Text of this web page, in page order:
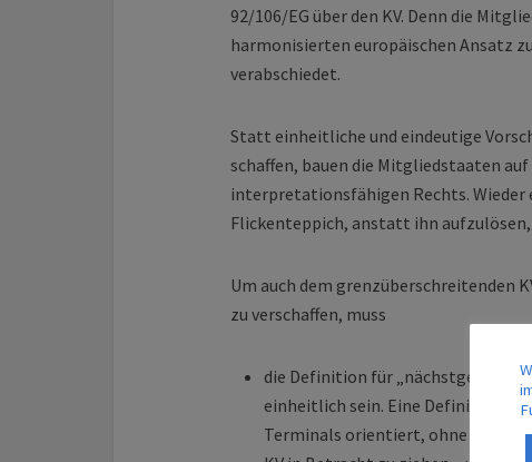
92/106/EG über den KV. Denn die
harmonisierten europäischen Ansatz
verabschiedet.
Statt einheitliche und eindeutige
schaffen, bauen die Mitgliedstaaten
interpretationsfähigen Rechts.
Flickenteppich, anstatt ihn aufzulösen,
Um auch dem grenzüberschreitenden
zu verschaffen, muss
die Definition für
einheitlich sein. Eine Definition,
Terminals orientiert, ohne die